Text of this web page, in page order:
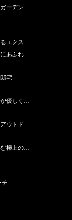
ーデン
るエクス…
にあふれ…
宅
が優しく…
アウトド…
む極上の…
チ